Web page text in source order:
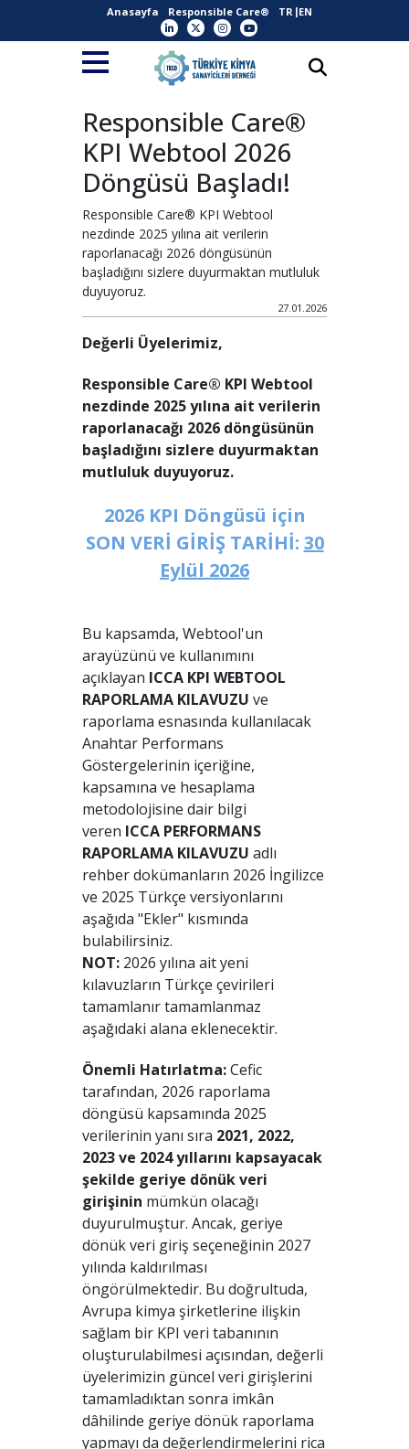
Anasayfa Responsible Care® TR EN
Responsible Care®
KPI Webtool 2026
Döngüsü Başladı!
Responsible Care® KPI Webtool
nezdinde 2025 yılına ait verilerin
raporlanacağı 2026 döngüsünün
başladığını sizlere duyurmaktan mutluluk
duyuyoruz.
27.01.2026
Değerli Üyelerimiz,
Responsible Care® KPI Webtool
nezdinde 2025 yılına ait verilerin
raporlanacağı 2026 döngüsünün
başladığını sizlere duyurmaktan
mutluluk duyuyoruz.
2026 KPI Döngüsü için
SON VERİ GİRİŞ TARİHİ: 30
Eylül 2026
Bu kapsamda, Webtool'un
arayüzünü ve kullanımını
açıklayan ICCA KPI WEBTOOL
RAPORLAMA KILAVUZU ve
raporlama esnasında kullanılacak
Anahtar Performans
Göstergelerinin içeriğine,
kapsamına ve hesaplama
metodolojisine dair bilgi
veren ICCA PERFORMANS
RAPORLAMA KILAVUZU adlı
rehber dokümanların 2026 İngilizce
ve 2025 Türkçe versiyonlarını
aşağıda "Ekler" kısmında
bulabilirsiniz.
NOT:2026 yılına ait yeni
kılavuzların Türkçe çevirileri
tamamlanır tamamlanmaz
aşağıdaki alana eklenecektir.
Önemli Hatırlatma:Cefic
tarafından, 2026 raporlama
döngüsü kapsamında 2025
verilerinin yanı sıra 2021, 2022,
2023 ve 2024 yıllarını kapsayacak
şekilde geriye dönük veri
girişinin mümkün olacağı
duyurulmuştur. Ancak, geriye
dönük veri giriş seçeneğinin 2027
yılında kaldırılması
öngörülmektedir. Bu doğrultuda,
Avrupa kimya şirketlerine ilişkin
sağlam bir KPI veri tabanının
oluşturulabilmesi açısından, değerli
üyelerimizin güncel veri girişlerini
tamamladıktan sonra imkân
dâhilinde geriye dönük raporlama
yapmayı da değerlendirmelerini rica